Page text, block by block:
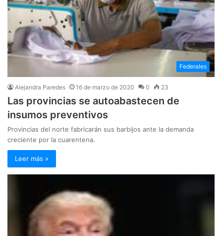
Federales
Alejandra Paredes 16 de marzo de 2020 0 23
Las provincias se autoabastecen de
insumos preventivos
Provincias del norte fabricarán sus barbijos ante la demanda
creciente por la cuarentena.
Leer más »